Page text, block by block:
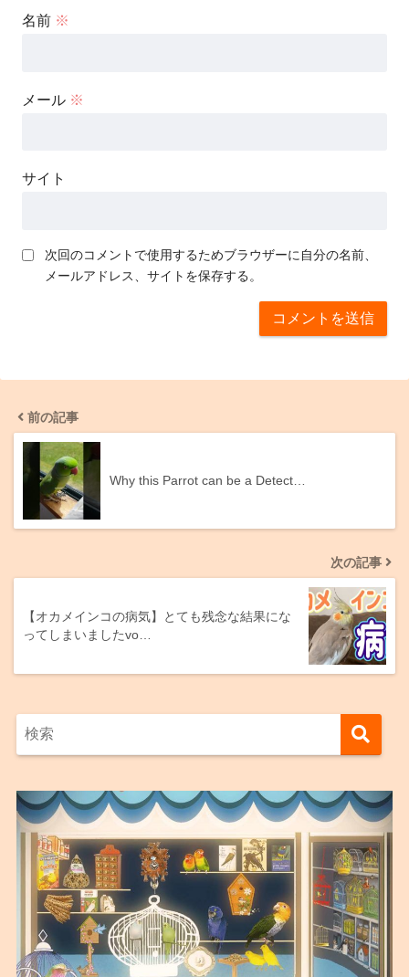
名前 ※
メール ※
サイト
次回のコメントで使用するためブラウザーに自分の名前、
メールアドレス、サイトを保存する。
前の記事
Why this Parrot can be a Detect…
次の記事
【オカメインコの病気】とても残念な結果にな
ってしまいましたvo…